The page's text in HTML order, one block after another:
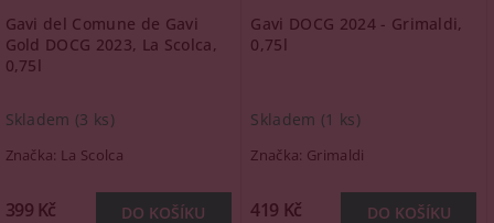
Gavi del Comune de Gavi
Gold DOCG 2023, La Scolca,
0,75l
Skladem (3 ks)
Značka: La Scolca
399 Kč
Gavi DOCG 2024 - Grimaldi,
0,75l
Skladem (1 ks)
Značka: Grimaldi
419 Kč